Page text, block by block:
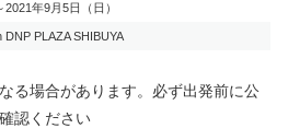
年9月5日（日）
PLAZA SHIBUYA
る場合があります。必ず出発前に公
認ください